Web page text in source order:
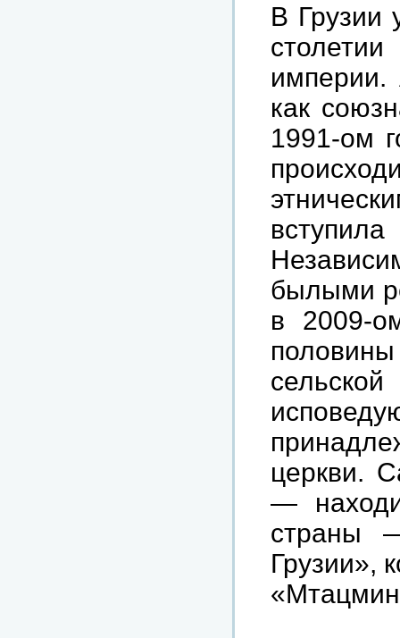
В Грузии
как
1991-ом
былыми
в 2009-
церкви.
—
страны
Грузии»,